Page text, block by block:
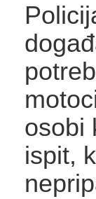
osobi
ispit,